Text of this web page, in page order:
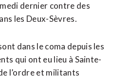
dernier contre des
les Deux-Sèvres.
dans le coma depuis les
qui ont eu lieu à Sainte-
l’ordre et militants